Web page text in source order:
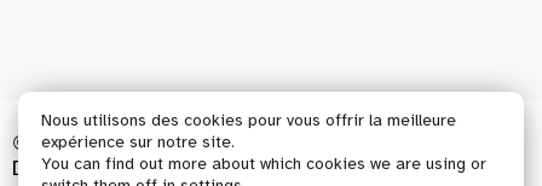
© 2026 Tous droits réservés.
Déclaration d’accessibilitéMentions légales
Nous utilisons des cookies pour vous offrir la meilleure
expérience sur notre site.
You can find out more about which cookies we are using or